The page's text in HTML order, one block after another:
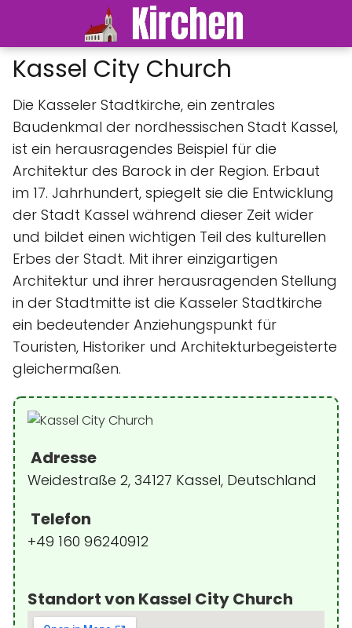
Kassel City Church
Die Kasseler Stadtkirche, ein zentrales
Baudenkmal der nordhessischen Stadt Kassel,
ist ein herausragendes Beispiel für die
Architektur des Barock in der Region. Erbaut
im 17. Jahrhundert, spiegelt sie die Entwicklung
der Stadt Kassel während dieser Zeit wider
und bildet einen wichtigen Teil des kulturellen
Erbes der Stadt. Mit ihrer einzigartigen
Architektur und ihrer herausragenden Stellung
in der Stadtmitte ist die Kasseler Stadtkirche
ein bedeutender Anziehungspunkt für
Touristen, Historiker und Architekturbegeisterte
gleichermaßen.
Adresse
Weidestraße 2, 34127 Kassel, Deutschland
Telefon
+49 160 96240912
Standort von Kassel City Church